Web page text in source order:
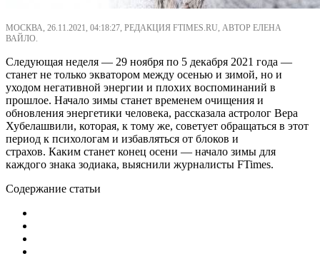
МОСКВА, 26.11.2021, 04:18:27, РЕДАКЦИЯ FTIMES.RU, АВТОР ЕЛЕНА
ВАЙЛО.
Следующая неделя — 29 ноября по 5 декабря 2021 года —
станет не только экватором между осенью и зимой, но и
уходом негативной энергии и плохих воспоминаний в
прошлое. Начало зимы станет временем очищения и
обновления энергетики человека, рассказала астролог Вера
Хубелашвили, которая, к тому же, советует обращаться в этот
период к психологам и избавляться от блоков и
страхов. Каким станет конец осени — начало зимы для
каждого знака зодиака, выяснили журналисты FTimes.
Содержание статьи